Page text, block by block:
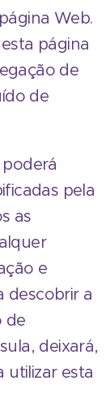
Web.
página
de
de
pela
as
e
descobrir a
de
deixará,
utilizar esta